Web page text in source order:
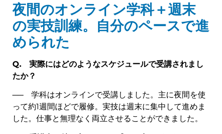
夜間のオンライン学科＋週末
の実技訓練。自分のペースで進
められた
Q.
実際にはどのようなスケジュールで受講されまし
たか？
── 学科はオンラインで受講しました。主に夜間を使
って約1週間ほどで履修。実技は週末に集中して進めま
した。仕事と無理なく両立させることができました。